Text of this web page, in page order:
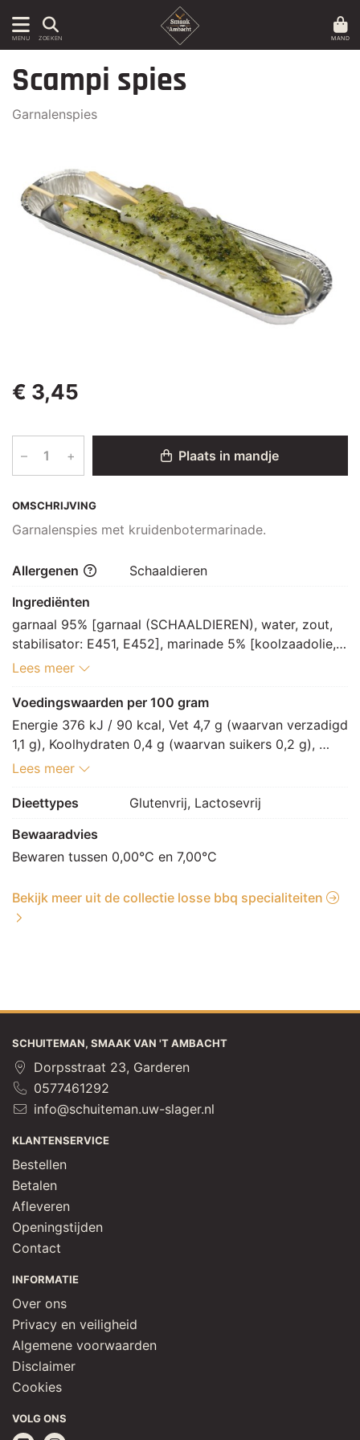
MENU ZOEKEN MAND
OMSCHRIJVING
Garnalenspies met kruidenbotermarinade.
Scampi spies
Garnalenspies
€ 3,45
– + Plaats in mandje
Allergenen
Schaaldieren
Ingrediënten
garnaal 95% [garnaal (SCHAALDIEREN), water, zout,
stabilisator: E451, E452], marinade 5% [koolzaadolie,
zout, specerij, koolzaadvet, kruiden]
Lees meer
Voedingswaarden per 100 gram
Energie 376 kJ / 90 kcal, Vet 4,7 g (waarvan verzadigd
1,1 g), Koolhydraten 0,4 g (waarvan suikers 0,2 g),
Vezels 0,1 g, Eiwitten 11,5 g, Zout 1,9 g.
Lees meer
Dieettypes
Glutenvrij, Lactosevrij
Bewaaradvies
Bewaren tussen 0,00°C en 7,00°C
Bekijk meer uit de collectie losse bbq specialiteiten
SCHUITEMAN, SMAAK VAN 'T AMBACHT
Dorpsstraat 23, Garderen
0577461292
info@schuiteman.uw-slager.nl
KLANTENSERVICE
Bestellen
Betalen
Afleveren
Openingstijden
Contact
INFORMATIE
Over ons
Privacy en veiligheid
Algemene voorwaarden
Disclaimer
Cookies
VOLG ONS